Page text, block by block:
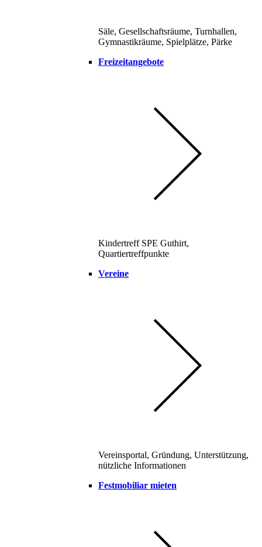
Säle, Gesellschaftsräume, Turnhallen,
Gymnastikräume, Spielplätze, Pärke
Freizeitangebote
Kindertreff SPE Guthirt,
Quartiertreffpunkte
Vereine
Vereinsportal, Gründung, Unterstützung,
nützliche Informationen
Festmobiliar mieten